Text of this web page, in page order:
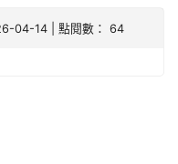
04-14 | 點閱數： 64